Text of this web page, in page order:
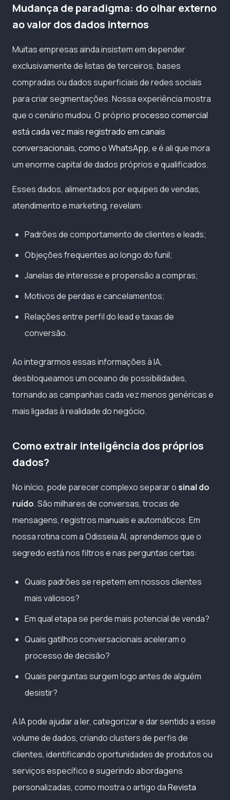
Mudança de paradigma: do olhar externo
ao valor dos dados internos
Muitas empresas ainda insistem em depender
exclusivamente de listas de terceiros, bases
compradas ou dados superficiais de redes sociais
para criar segmentações. Nossa experiência mostra
que o cenário mudou. O próprio processo comercial
está cada vez mais registrado em canais
conversacionais, como o WhatsApp, e é ali que mora
um enorme capital de dados próprios e qualificados.
Esses dados, alimentados por equipes de vendas,
atendimento e marketing, revelam:
Padrões de comportamento de clientes e leads;
Objeções frequentes ao longo do funil;
Janelas de interesse e propensão a compras;
Motivos de perdas e cancelamentos;
Relações entre perfil do lead e taxas de
conversão.
Ao integrarmos essas informações à IA,
desbloqueamos um oceano de possibilidades,
tornando as campanhas cada vez menos genéricas e
mais ligadas à realidade do negócio.
Como extrair inteligência dos próprios
dados?
No início, pode parecer complexo separar o sinal do
ruído. São milhares de conversas, trocas de
mensagens, registros manuais e automáticos. Em
nossa rotina com a Odisseia AI, aprendemos que o
segredo está nos filtros e nas perguntas certas:
Quais padrões se repetem em nossos clientes
mais valiosos?
Em qual etapa se perde mais potencial de venda?
Quais gatilhos conversacionais aceleram o
processo de decisão?
Quais perguntas surgem logo antes de alguém
desistir?
A IA pode ajudar a ler, categorizar e dar sentido a esse
volume de dados, criando clusters de perfis de
clientes, identificando oportunidades de produtos ou
serviços específico e sugerindo abordagens
personalizadas, como mostra o artigo daRevista